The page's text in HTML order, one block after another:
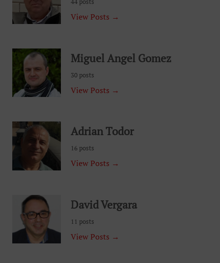
44 posts
View Posts →
Miguel Angel Gomez
30 posts
View Posts →
Adrian Todor
16 posts
View Posts →
David Vergara
11 posts
View Posts →